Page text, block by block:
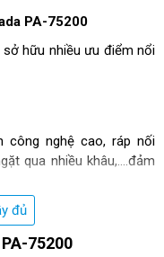
PA-75200
hữu nhiều ưu điểm nổi
công nghệ cao, ráp nối
qua nhiều khâu,....đảm
PA-75200 được làm
chống thấm nước, han gỉ
đủ
75200